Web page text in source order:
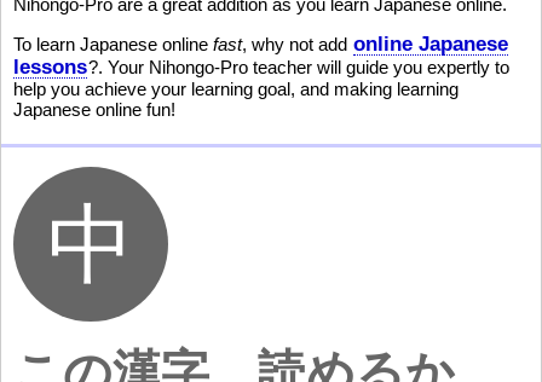
Nihongo-Pro are a great addition as you learn Japanese online.
To learn Japanese online fast, why not add online Japanese
lessons?. Your Nihongo-Pro teacher will guide you expertly to
help you achieve your learning goal, and making learning
Japanese online fun!